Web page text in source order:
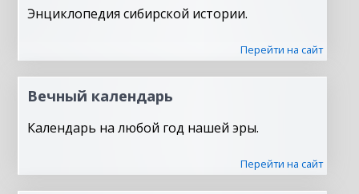
Энциклопедия сибирской истории.
Перейти на сайт
Вечный календарь
Календарь на любой год нашей эры.
Перейти на сайт